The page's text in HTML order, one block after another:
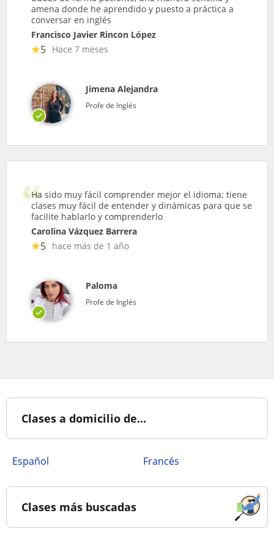
amena donde he aprendido y puesto a práctica a
conversar en inglés
Francisco Javier Rincon López
5 Hace 7 meses
Jimena Alejandra
Profe de Inglés
Ha sido muy fácil comprender mejor el idioma; tiene
clases muy fácil de entender y dinámicas para que se
facilite hablarlo y comprenderlo
Carolina Vázquez Barrera
5 hace más de 1 año
Paloma
Profe de Inglés
Clases a domicilio de...
Español Francés
Clases más buscadas